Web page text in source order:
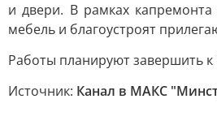
и двери. В рамках капремонта
мебель и благоустроят
Работы планируют завершить к
Источник: Канал в МАКС